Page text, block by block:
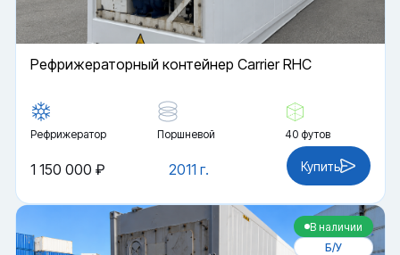
Рефрижераторный контейнер Carrier RHC
Рефрижератор Поршневой 40 футов
2011 г.
1 150 000 ₽ Купить
В наличии
Б/У